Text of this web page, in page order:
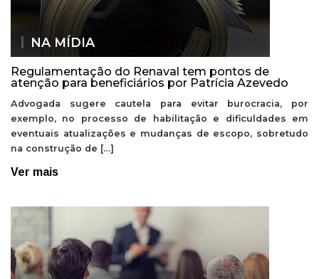
NA MÍDIA
Regulamentação do Renaval tem pontos de
atenção para beneficiários por Patrícia Azevedo
Advogada sugere cautela para evitar burocracia, por
exemplo, no processo de habilitação e dificuldades em
eventuais atualizações e mudanças de escopo, sobretudo
na construção de […]
Ver mais